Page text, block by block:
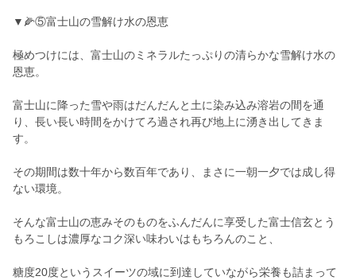
▼🌽⑤富士山の雪解け水の恩恵
極めつけには、富士山のミネラルたっぷりの清らかな雪解け水の
恩恵。
富士山に降った雪や雨はだんだんと土に染み込み溶岩の間を通
り、長い長い時間をかけてろ過され再び地上に湧き出してきま
す。
その期間は数十年から数百年であり、まさに一朝一夕では成し得
ない環境。
そんな富士山の恵みそのものをふんだんに享受した富士信玄とう
もろこしは濃厚なコク深い味わいはもちろんのこと、
糖度20度というスイーツの域に到達していながら栄養も詰まって